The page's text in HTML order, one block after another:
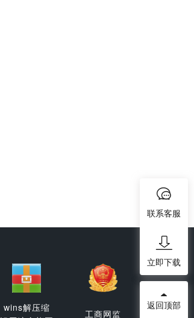
wins解压缩
工商网监
联系客服
立即下载
返回顶部